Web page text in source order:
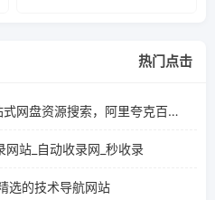
热门点击
爱搜-网盘资源搜索-一站式网盘资源搜索，阿里夸克百度迅雷UC全聚合
网站_自动收录网_秒收录
选的技术导航网站